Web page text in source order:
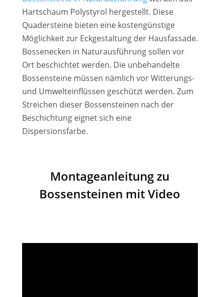
Hartschaum Polystyrol hergestellt. Diese
Quadersteine bieten eine kostengünstige
Möglichkeit zur Eckgestaltung der Hausfassade.
Bossenecken in Naturausführung sollen vor
Ort beschichtet werden. Die unbehandelte
Bossensteine müssen nämlich vor Witterungs-
und Umwelteinflüssen geschützt werden. Zum
Streichen dieser Bossensteinen nach der
Beschichtung eignet sich eine
Dispersionsfarbe.
Montageanleitung zu
Bossensteinen mit Video